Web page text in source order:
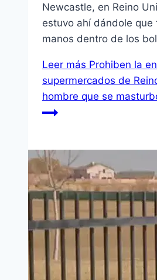
Newcastle, en Reino
estuvo ahí dándole que
manos dentro de los
Leer más Prohiben la
supermercados de
hombre que se